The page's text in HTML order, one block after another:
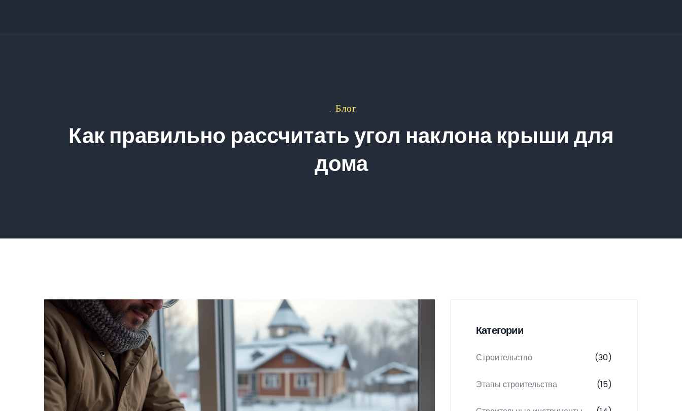
Блог
Как правильно рассчитать угол наклона крыши для
дома
Категории
Строительство (30)
Этапы строительства (15)